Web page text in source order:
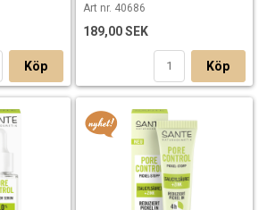
Köp
Art nr. 40686
189,00 SEK
Köp